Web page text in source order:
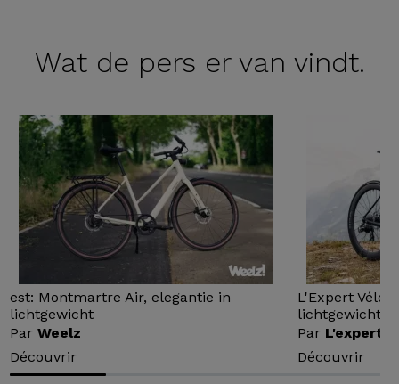
Wat de pers er van vindt.
est: Montmartre Air, elegantie in
lichtgewicht
ParWeelz
Découvrir
L'Expert Vélo
lichtgewicht...
Par L'expert
Découvrir